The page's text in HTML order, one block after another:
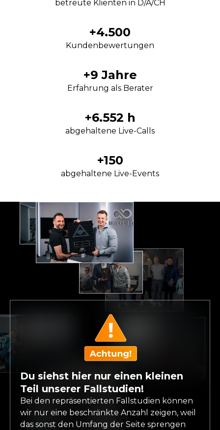
betreute Klienten in D/A/CH
+4.500
Kundenbewertungen
+9 Jahre
Erfahrung als Berater
+6.552 h
abgehaltene Live-Calls
+150
abgehaltene Live-Events
Du siehst hier nur einen kleinen
Teil unserer Fallstudien!
Bei den repräsentierten Fallstudien können
wir nur eine beschränkte Anzahl zeigen, weil
das sonst den Umfang der Seite sprengen